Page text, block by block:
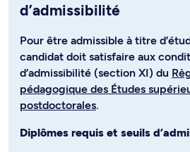
d’admissibilité
Pour être admissible à titre
candidat doit satisfaire aux
d’admissibilité (section XI) du
pédagogique des Études
postdoctorales.
Diplômes requis et seuils